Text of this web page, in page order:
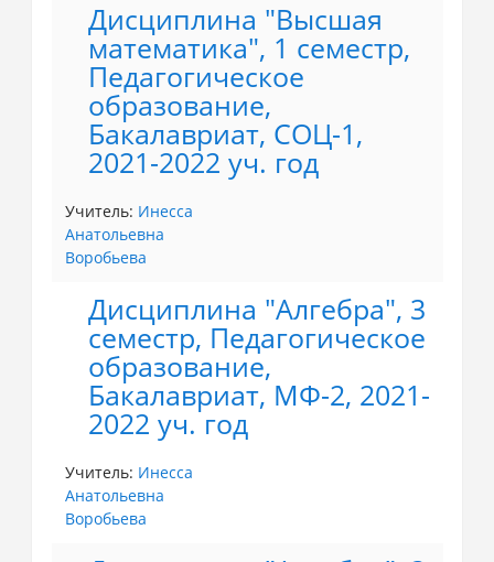
Дисциплина "Высшая
математика", 1 семестр,
Педагогическое
образование,
Бакалавриат, СОЦ-1,
2021-2022 уч. год
Учитель: Инесса
Анатольевна
Воробьева
Дисциплина "Алгебра", 3
семестр, Педагогическое
образование,
Бакалавриат, МФ-2, 2021-
2022 уч. год
Учитель: Инесса
Анатольевна
Воробьева